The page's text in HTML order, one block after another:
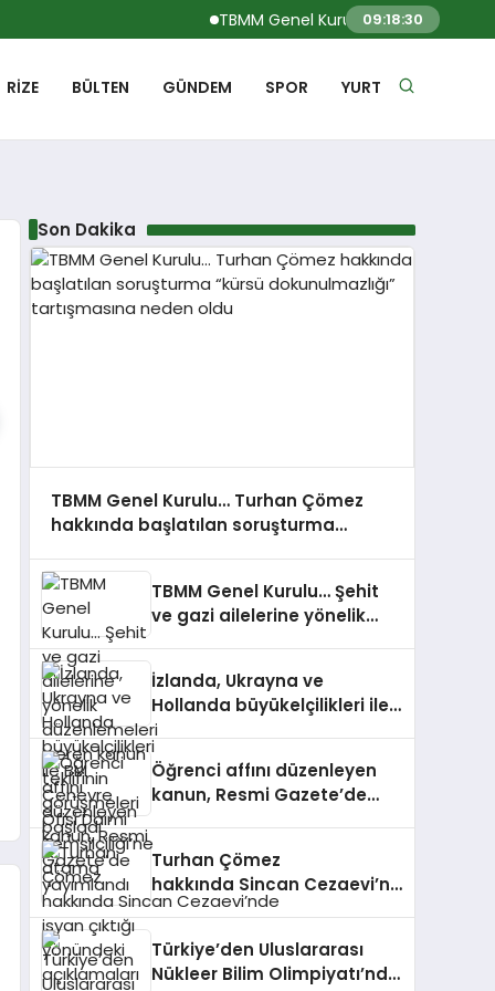
TBMM Genel Kurulu… Turhan Çömez
09:18:30
RIZE BÜLTEN GÜNDEM SPOR YURT
Son Dakika
TBMM Genel Kurulu… Turhan Çömez
hakkında başlatılan soruşturma
neden oldu
TBMM Genel Kurulu… Şehit
ve gazi ailelerine yönelik
başladı
İzlanda, Ukrayna ve
Hollanda büyükelçilikleri ile
BM Cenevre Ofisi Daimi
Temsilciliği’ne atama
Öğrenci affını düzenleyen
kanun, Resmi Gazete’de
Turhan Çömez
hakkında Sincan Cezaevi’nde
isyan çıktığı yönündeki
soruşturma başlatıldı
Türkiye’den Uluslararası
Nükleer Bilim Olimpiyatı’nda